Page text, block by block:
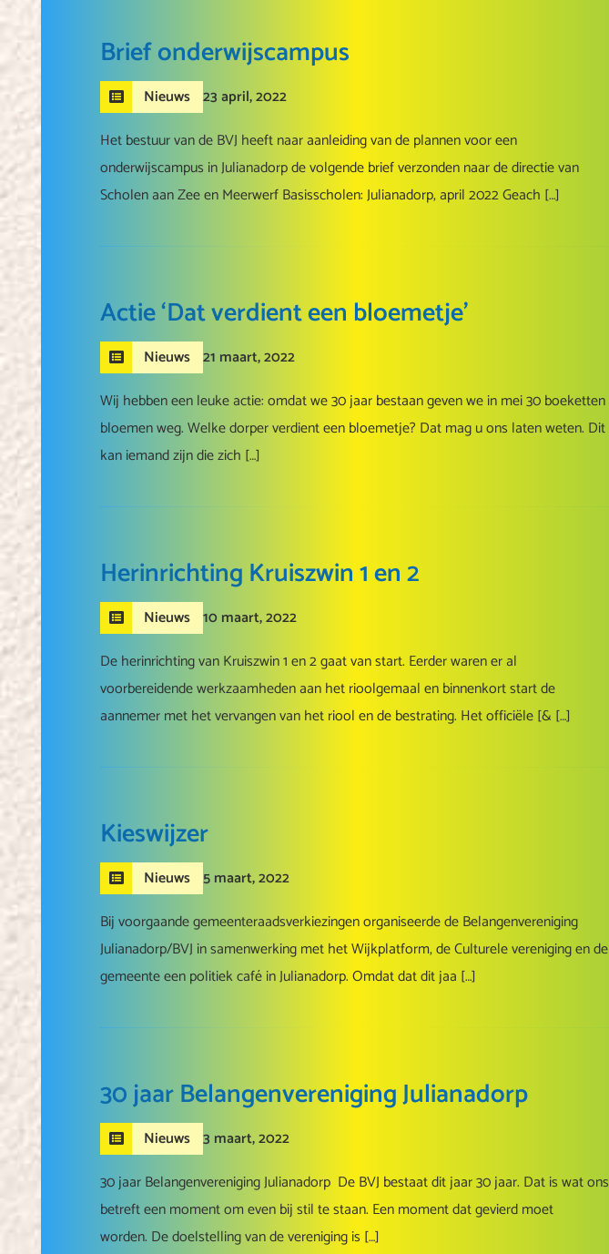
Brief onderwijscampus
Nieuws 23 april, 2022
Het bestuur van de BVJ heeft naar aanleiding van de plannen voor een
onderwijscampus in Julianadorp de volgende brief verzonden naar de directie van
Scholen aan Zee en Meerwerf Basisscholen: Julianadorp, april 2022 Geach […]
Actie ‘Dat verdient een bloemetje’
Nieuws 21 maart, 2022
Wij hebben een leuke actie: omdat we 30 jaar bestaan geven we in mei 30 boeketten
bloemen weg. Welke dorper verdient een bloemetje? Dat mag u ons laten weten. Dit
kan iemand zijn die zich […]
Herinrichting Kruiszwin 1 en 2
Nieuws 10 maart, 2022
De herinrichting van Kruiszwin 1 en 2 gaat van start. Eerder waren er al
voorbereidende werkzaamheden aan het rioolgemaal en binnenkort start de
aannemer met het vervangen van het riool en de bestrating. Het officiële [& […]
Kieswijzer
Nieuws 5 maart, 2022
Bij voorgaande gemeenteraadsverkiezingen organiseerde de Belangenvereniging
Julianadorp/BVJ in samenwerking met het Wijkplatform, de Culturele vereniging en de
gemeente een politiek café in Julianadorp. Omdat dat dit jaa […]
30 jaar Belangenvereniging Julianadorp
Nieuws 3 maart, 2022
30 jaar Belangenvereniging Julianadorp De BVJ bestaat dit jaar 30 jaar. Dat is wat ons
betreft een moment om even bij stil te staan. Een moment dat gevierd moet
worden. De doelstelling van de vereniging is […]